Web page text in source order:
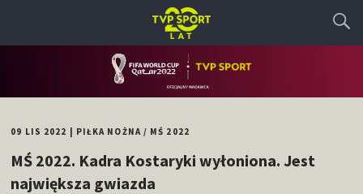
09 LIS 2022 PIŁKA NOŻNA/ MŚ 2022
MŚ 2022. Kadra Kostaryki wyłoniona. Jest
największa gwiazda